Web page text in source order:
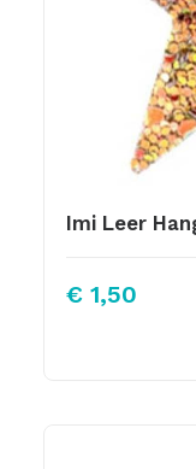
€ 1,50